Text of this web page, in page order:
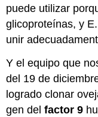
puede utilizar
glicoproteínas, y
unir
Y el equipo que
del 19 de
logrado clonar
gen delfactor 9